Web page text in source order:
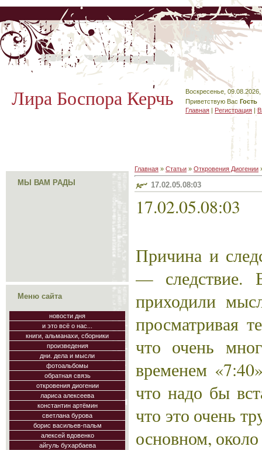
Лира Боспора Керчь
Воскресенье,
Приветствую Вас Гость
Главная | Регистрация |
МЫ ВАМ РАДЫ
Меню сайта
новости дня
и это всё о нас...
книги, альманахи, сборники
произведения
дни. дела и мысли
фотоальбомы
обратная связь
откровения диогении
лариса алексеева
константин артёмин
светлана бурова
борис васильев-пальм
алексей вдовенко
айгуль бухарбаева
Главная » Статьи » Откровения Диогении
17.02.05.08:03
17.02.05.08:03
Причина и
— следствие.
приходили
просматривая
что очень
временем
что надо бы
что это очень
основном,